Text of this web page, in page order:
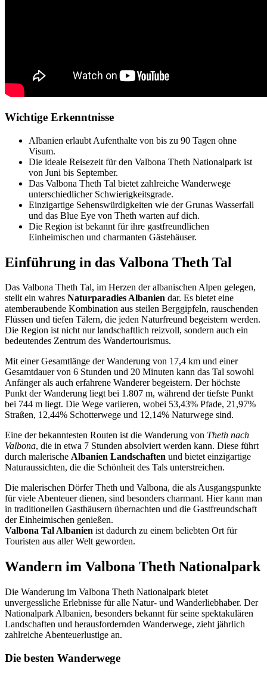
Wichtige Erkenntnisse
Albanien erlaubt Aufenthalte von bis zu 90 Tagen ohne
Visum.
Die ideale Reisezeit für den Valbona Theth Nationalpark ist
von Juni bis September.
Das Valbona Theth Tal bietet zahlreiche Wanderwege
unterschiedlicher Schwierigkeitsgrade.
Einzigartige Sehenswürdigkeiten wie der Grunas Wasserfall
und das Blue Eye von Theth warten auf dich.
Die Region ist bekannt für ihre gastfreundlichen
Einheimischen und charmanten Gästehäuser.
Einführung in das Valbona Theth Tal
Das Valbona Theth Tal, im Herzen der albanischen Alpen gelegen,
stellt ein wahres Naturparadies Albanien dar. Es bietet eine
atemberaubende Kombination aus steilen Berggipfeln, rauschenden
Flüssen und tiefen Tälern, die jeden Naturfreund begeistern werden.
Die Region ist nicht nur landschaftlich reizvoll, sondern auch ein
bedeutendes Zentrum des Wandertourismus.
Mit einer Gesamtlänge der Wanderung von 17,4 km und einer
Gesamtdauer von 6 Stunden und 20 Minuten kann das Tal sowohl
Anfänger als auch erfahrene Wanderer begeistern. Der höchste
Punkt der Wanderung liegt bei 1.807 m, während der tiefste Punkt
bei 744 m liegt. Die Wege variieren, wobei 53,43% Pfade, 21,97%
Straßen, 12,44% Schotterwege und 12,14% Naturwege sind.
Eine der bekanntesten Routen ist die Wanderung von Theth nach
Valbona, die in etwa 7 Stunden absolviert werden kann. Diese führt
durch malerische Albanien Landschaften und bietet einzigartige
Naturaussichten, die die Schönheit des Tals unterstreichen.
Die malerischen Dörfer Theth und Valbona, die als Ausgangspunkte
für viele Abenteuer dienen, sind besonders charmant. Hier kann man
in traditionellen Gasthäusern übernachten und die Gastfreundschaft
der Einheimischen genießen.
Valbona Tal Albanien ist dadurch zu einem beliebten Ort für
Touristen aus aller Welt geworden.
Wandern im Valbona Theth Nationalpark
Die Wanderung im Valbona Theth Nationalpark bietet
unvergessliche Erlebnisse für alle Natur- und Wanderliebhaber. Der
Nationalpark Albanien, besonders bekannt für seine spektakulären
Landschaften und herausfordernden Wanderwege, zieht jährlich
zahlreiche Abenteuerlustige an.
Die besten Wanderwege